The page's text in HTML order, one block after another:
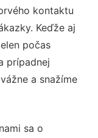
kontaktu
Keďže aj
počas
prípadnej
a snažíme
sa o